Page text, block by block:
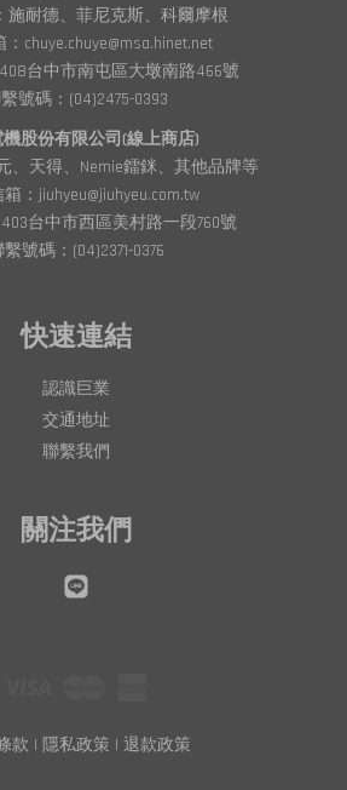
施耐德、菲尼克斯、科爾摩根
chuye.chuye@msa.hinet.net
台中市南屯區大墩南路466號
號碼：(04)2475-0393
機股份有限公司(線上商店)
、天得、Nemie鐳銤、其他品牌等
：jiuhyeu@jiuhyeu.com.tw
台中市西區美村路一段760號
號碼：(04)2371-0376
快速連結
認識巨業
交通地址
聯繫我們
關注我們
款 | 隱私政策 | 退款政策